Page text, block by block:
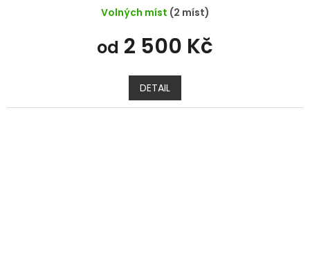
Volných míst (2 míst)
od 2 500 Kč
DETAIL